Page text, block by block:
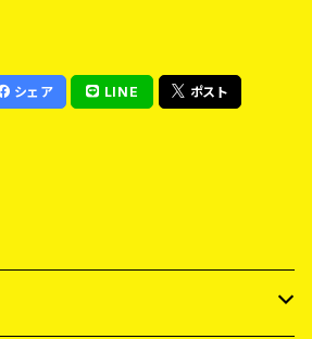
シェア LINE ポスト